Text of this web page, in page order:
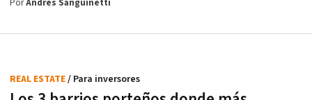
PorAndrés Sanguinetti
REAL ESTATE/ Para inversores